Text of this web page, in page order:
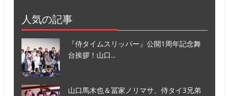
人気の記事
『侍タイムスリッパー』公開1周年記念舞
台挨拶！山口...
山口馬木也＆冨家ノリマサ、侍タイ3兄弟